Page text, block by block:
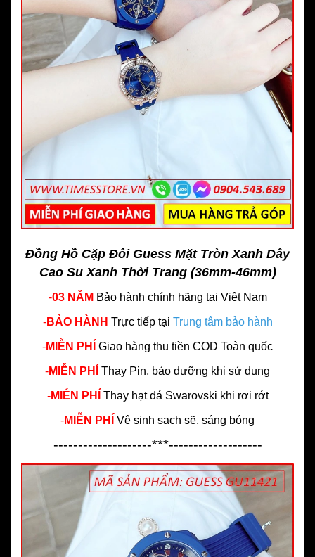
Đồng Hồ Cặp Đôi Guess Mặt Tròn Xanh Dây
Cao Su Xanh Thời Trang (36mm-46mm)
-03 NĂM Bảo hành chính hãng tại Việt Nam
-BẢO HÀNH Trực tiếp tại Trung tâm bảo hành
-MIỄN PHÍ Giao hàng thu tiền COD Toàn quốc
-MIỄN PHÍ Thay Pin, bảo dưỡng khi sử dụng
-MIỄN PHÍ Thay hạt đá Swarovski khi rơi rớt
-MIỄN PHÍ Vệ sinh sạch sẽ, sáng bóng
--------------------***-------------------